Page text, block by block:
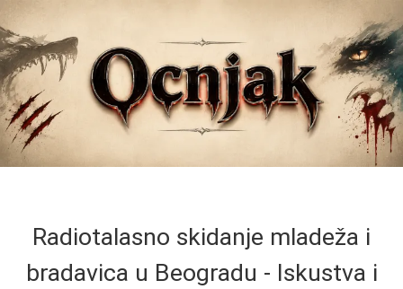
Radiotalasno skidanje mladeža i
bradavica u Beogradu - Iskustva i